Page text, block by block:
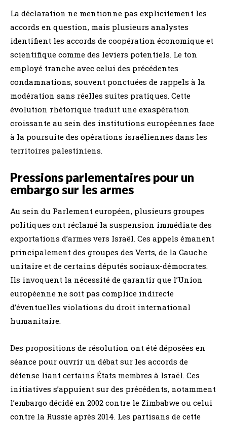
La déclaration ne mentionne pas explicitement les
accords en question, mais plusieurs analystes
identifient les accords de coopération économique et
scientifique comme des leviers potentiels. Le ton
employé tranche avec celui des précédentes
condamnations, souvent ponctuées de rappels à la
modération sans réelles suites pratiques. Cette
évolution rhétorique traduit une exaspération
croissante au sein des institutions européennes face
à la poursuite des opérations israéliennes dans les
territoires palestiniens.
Pressions parlementaires pour un
embargo sur les armes
Au sein du Parlement européen, plusieurs groupes
politiques ont réclamé la suspension immédiate des
exportations d’armes vers Israël. Ces appels émanent
principalement des groupes des Verts, de la Gauche
unitaire et de certains députés sociaux-démocrates.
Ils invoquent la nécessité de garantir que l’Union
européenne ne soit pas complice indirecte
d’éventuelles violations du droit international
humanitaire.
Des propositions de résolution ont été déposées en
séance pour ouvrir un débat sur les accords de
défense liant certains États membres à Israël. Ces
initiatives s’appuient sur des précédents, notamment
l’embargo décidé en 2002 contre le Zimbabwe ou celui
contre la Russie après 2014. Les partisans de cette